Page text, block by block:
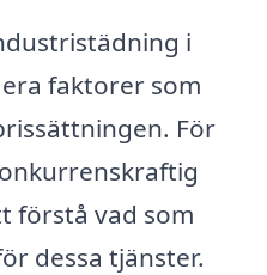
i
faktorer som
För
förstå vad som
dessa tjänster.